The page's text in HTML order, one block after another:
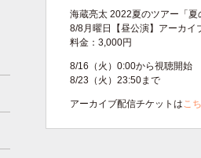
海蔵亮太 2022夏のツアー「夏
8/8月曜日【昼公演】アーカイ
料金：3,000円
8/16（火）0:00から視聴開始
8/23（火）23:50まで
アーカイブ配信チケットはこ